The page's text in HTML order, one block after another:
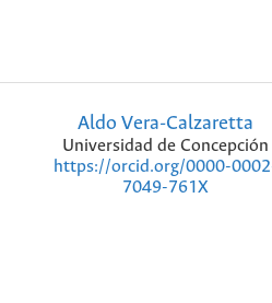
Aldo Vera-Calzaretta
Universidad de Concepción
https://orcid.org/0000-
7049-761X